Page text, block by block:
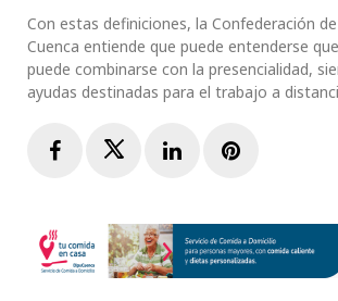
Con estas definiciones, la Confederación
Cuenca entiende que puede entenderse
puede combinarse con la presencialidad,
ayudas destinadas para el trabajo a
FacebookTwitterLinkedInPinterest